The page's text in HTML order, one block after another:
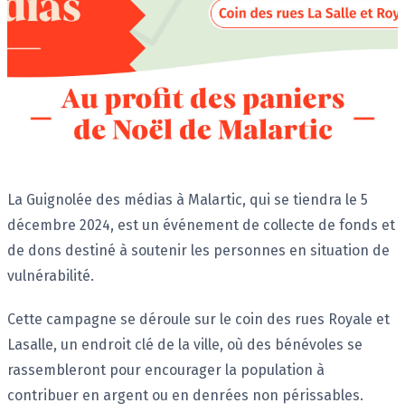
Description
La Guignolée des médias à Malartic, qui se tiendra le 5
décembre 2024, est un événement de collecte de fonds et
de dons destiné à soutenir les personnes en situation de
vulnérabilité.
Cette campagne se déroule sur le coin des rues Royale et
Lasalle, un endroit clé de la ville, où des bénévoles se
rassembleront pour encourager la population à
contribuer en argent ou en denrées non périssables.